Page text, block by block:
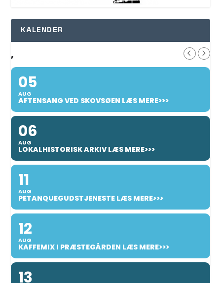
KALENDER
,
05
AUG
AFTENSANG VED SKOVSØEN LÆS MERE>>>
06
AUG
LOKALHISTORISK ARKIV LÆS MERE>>>
11
AUG
PETANQUEGUDSTJENESTE LÆS MERE>>>
12
AUG
KAFFEMIX I PRÆSTEGÅRDEN LÆS MERE>>>
13